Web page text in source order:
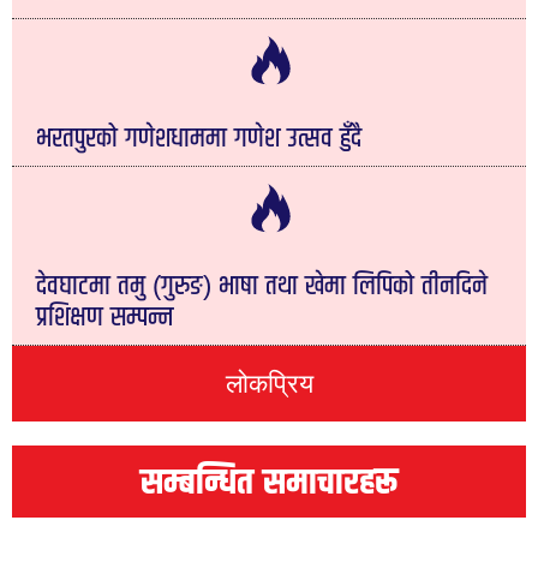
लोकप्रिय
भरतपुरको गणेशधाममा गणेश उत्सव हुँदै
देवघाटमा तमु (गुरुङ) भाषा तथा खेमा लिपिको तीनदिने
प्रशिक्षण सम्पन्न
सम्बन्धित समाचारहरू